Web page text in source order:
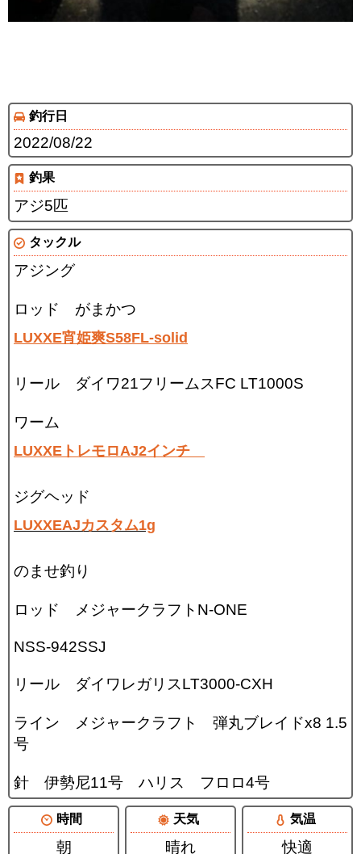
釣行日
2022/08/22
釣果
アジ5匹
タックル
アジング
ロッド がまかつ
LUXXE宵姫爽S58FL-solid
リール ダイワ21フリームスFC LT1000S
ワーム
LUXXEトレモロAJ2インチ
ジグヘッド
LUXXEAJカスタム1g
のませ釣り
ロッド メジャークラフトN-ONE
NSS-942SSJ
リール ダイワレガリスLT3000-CXH
ライン メジャークラフト 弾丸ブレイドx8 1.5
号
針 伊勢尼11号 ハリス フロロ4号
時間
朝
天気
晴れ
気温
快適